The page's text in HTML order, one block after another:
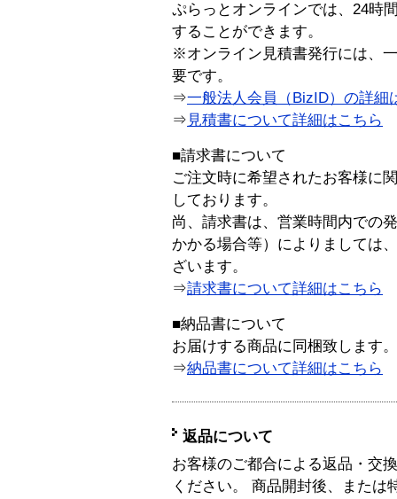
ぷらっとオンラインでは、24時
することができます。
※オンライン見積書発行には、
要です。
⇒一般法人会員（BizID）の詳細
⇒ 見積書について詳細はこちら
■請求書について
ご注文時に希望されたお客様に
しております。
尚、請求書は、営業時間内での
かかる場合等）によりましては
ざいます。
⇒請求書について詳細はこちら
■納品書について
お届けする商品に同梱致します。
⇒納品書について詳細はこちら
返品について
お客様のご都合による返品・交
ください。 商品開封後、または